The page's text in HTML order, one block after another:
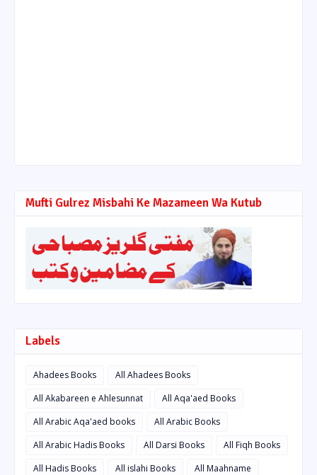
Mufti Gulrez Misbahi Ke Mazameen Wa Kutub
Labels
Ahadees Books
All Ahadees Books
All Akabareen e Ahlesunnat
All Aqa'aed Books
All Arabic Aqa'aed books
All Arabic Books
All Arabic Hadis Books
All Darsi Books
All Fiqh Books
All Hadis Books
All islahi Books
All Maahname